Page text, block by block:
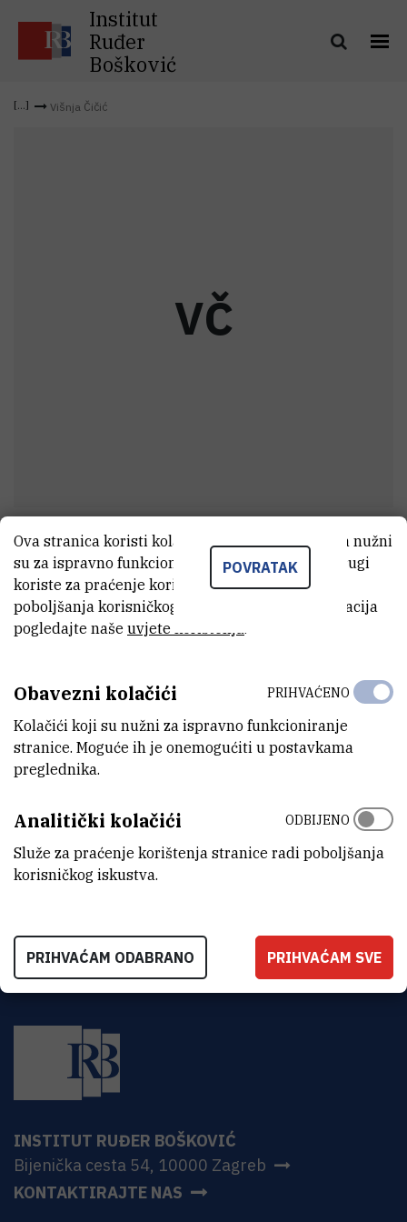
Institut
Ruđer
Bošković
Višnja Čičić
VČ
VišnjaČičić
Perač laboratorijskog posuđa
1368
ZAVOD
ADRESA
Institut Ruđer Bošković
Bijenička 54
HR-10000 Zagreb
INSTITUT RUĐER BOŠKOVIĆ
Bijenička cesta 54, 10000 Zagreb
KONTAKTIRAJTE NAS
POVRATAK
Ova stranica koristi kolačiće. Neki od tih kolačića nužni
su za ispravno funkcioniranje stranice, dok se drugi
koriste za praćenje korištenja stranice radi
poboljšanja korisničkog iskustva. Za više informacija
pogledajte naše uvjete korištenja.
Obavezni kolačići
Kolačići koji su nužni za ispravno funkcioniranje
stranice. Moguće ih je onemogućiti u postavkama
preglednika.
PRIHVAĆENO
Analitički kolačići
Služe za praćenje korištenja stranice radi poboljšanja
korisničkog iskustva.
ODBIJENO
PRIHVAĆAM ODABRANO PRIHVAĆAM SVE